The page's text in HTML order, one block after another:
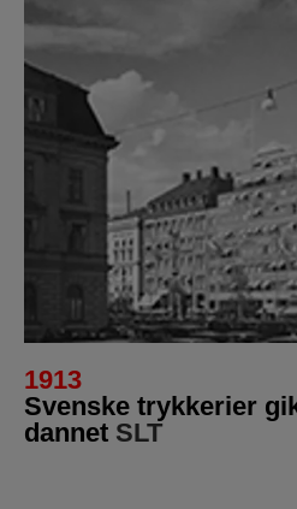
1913
Svenske trykkerier
dannet SLT